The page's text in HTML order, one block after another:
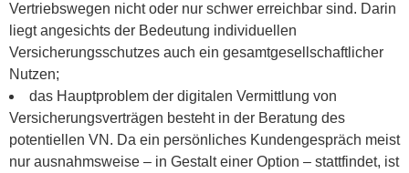
Vertriebswegen nicht oder nur schwer erreichbar sind. Darin
liegt angesichts der Bedeutung individuellen
Versicherungsschutzes auch ein gesamtgesellschaftlicher
Nutzen;
das Hauptproblem der digitalen Vermittlung von
Versicherungsverträgen besteht in der Beratung des
potentiellen VN. Da ein persönliches Kundengespräch meist
nur ausnahmsweise – in Gestalt einer Option – stattfindet, ist